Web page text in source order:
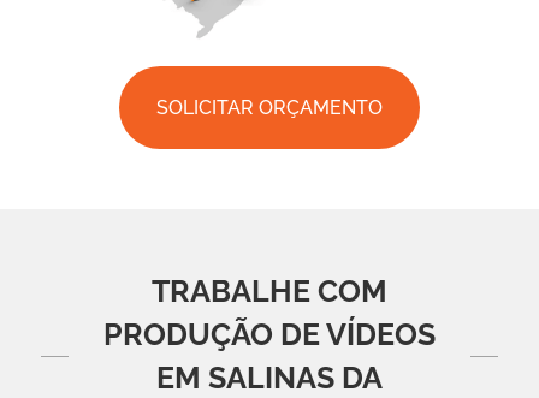
SOLICITAR ORÇAMENTO
TRABALHE COM
PRODUÇÃO DE VÍDEOS
EM SALINAS DA